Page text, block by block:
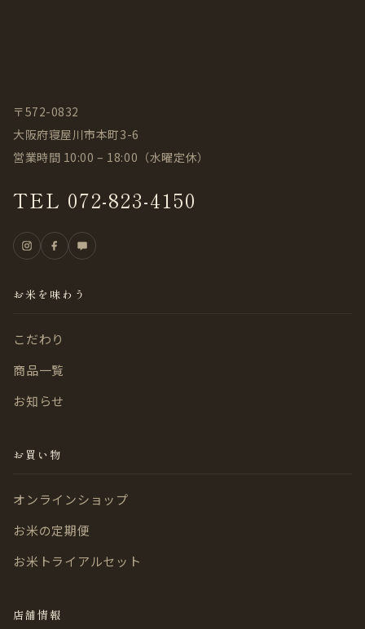
〒572-0832
大阪府寝屋川市本町3-6
営業時間 10:00 – 18:00（水曜定休）
TEL 072-823-4150
お米を味わう
こだわり
商品一覧
お知らせ
お買い物
オンラインショップ
お米の定期便
お米トライアルセット
店舗情報